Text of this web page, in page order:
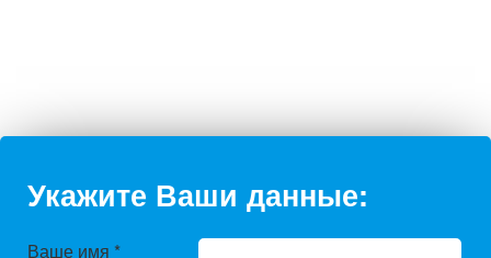
Укажите Ваши данные:
Ваше имя *